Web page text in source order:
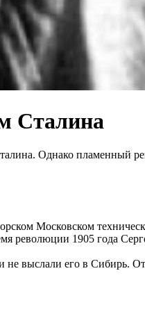
Сталина
Однако пламенный
Московском
революции 1905 года
не выслали его в Сибирь.